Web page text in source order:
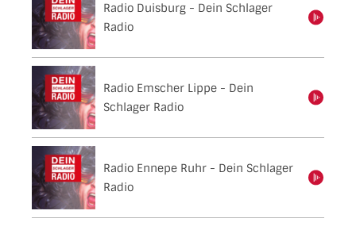
Radio Duisburg - Dein Schlager
Radio
einschalten
Radio Emscher Lippe - Dein
Schlager Radio
Radio Ennepe Ruhr - Dein Schlager
Radio
einschalten